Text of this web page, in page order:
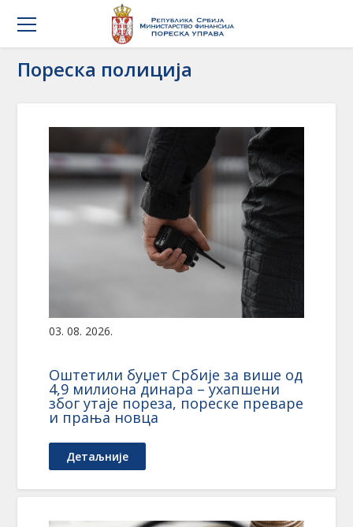
Пореска полиција
03. 08. 2026.
Оштетили буџет Србије за више од
4,9 милиона динара – ухапшени
због утаје пореза, пореске преваре
и прања новца
Детаљније